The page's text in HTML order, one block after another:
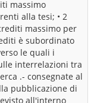
massimo
alla tesi; • 2
massimo per
è subordinato
le quali i
interrelazioni tra
.- consegnate al
pubblicazione di
all'interno